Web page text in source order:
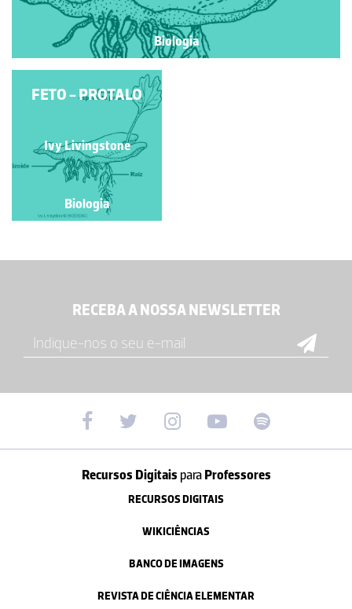
Biologia
FETO - PROTALO
Ivy Livingstone
Biologia
RECEBA A NOSSA NEWSLETTER
Recursos Digitais paraProfessores
RECURSOS DIGITAIS
WIKICIÊNCIAS
BANCO DE IMAGENS
REVISTA DE CIÊNCIA ELEMENTAR